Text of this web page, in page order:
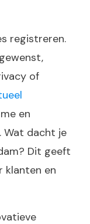
registreren.
of
en
Wat dacht je
Dit geeft
klanten en